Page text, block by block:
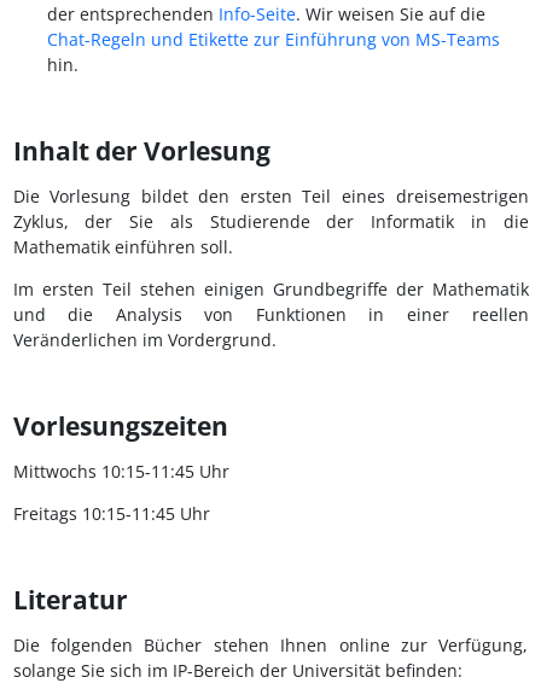
der entsprechenden Info-Seite. Wir weisen Sie auf die
Chat-Regeln und Etikette zur Einführung von MS-Teams
hin.
Inhalt der Vorlesung
Die Vorlesung bildet den ersten Teil eines dreisemestrigen
Zyklus, der Sie als Studierende der Informatik in die
Mathematik einführen soll.
Im ersten Teil stehen einigen Grundbegriffe der Mathematik
und die Analysis von Funktionen in einer reellen
Veränderlichen im Vordergrund.
Vorlesungszeiten
Mittwochs 10:15-11:45 Uhr
Freitags 10:15-11:45 Uhr
Literatur
Die folgenden Bücher stehen Ihnen online zur Verfügung,
solange Sie sich im IP-Bereich der Universität befinden: